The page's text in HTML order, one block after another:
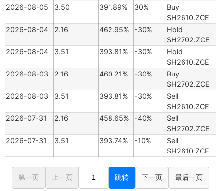
2026-08-05
3.50 391.89% 30%
Buy
SH2610.ZCE
2026-08-04
2.16 462.95% -30%
Hold
SH2702.ZCE
2026-08-04
3.51 393.81% -30%
Hold
SH2610.ZCE
2026-08-03
2.16 460.21% -30%
Buy
SH2702.ZCE
2026-08-03
3.51 393.81% -30%
Sell
SH2610.ZCE
2026-07-31
2.16 458.65% -40%
Sell
SH2702.ZCE
2026-07-31
3.51 393.74% -10%
Sell
SH2610.ZCE
第一页 上一页 跳转 下一页 最后一页